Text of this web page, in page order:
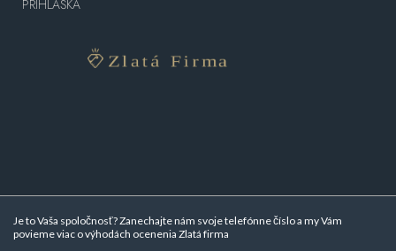
Je to Vaša spoločnosť? Zanechajte nám svoje telefónne číslo a my Vám
povieme viac ovýhodách ocenenia Zlatá firma
PRIHLÁŠKA